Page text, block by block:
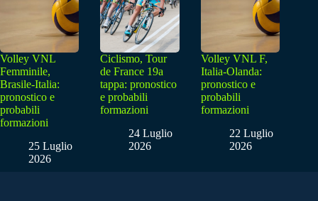
Volley VNL
Femminile,
Brasile-Italia:
pronostico e
probabili
formazioni
25 Luglio
2026
Ciclismo, Tour
de France 19a
tappa: pronostico
e probabili
formazioni
24 Luglio
2026
Volley VNL F,
Italia-Olanda:
pronostico e
probabili
formazioni
22 Luglio
2026